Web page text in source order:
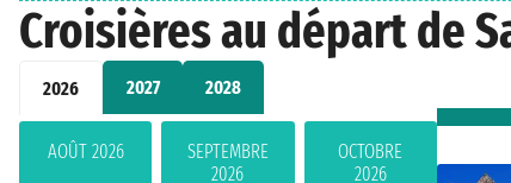
Croisières au départ de
2026 2027 2028
AOÛT 2026
SEPTEMBRE
2026
OCTOBRE
2026